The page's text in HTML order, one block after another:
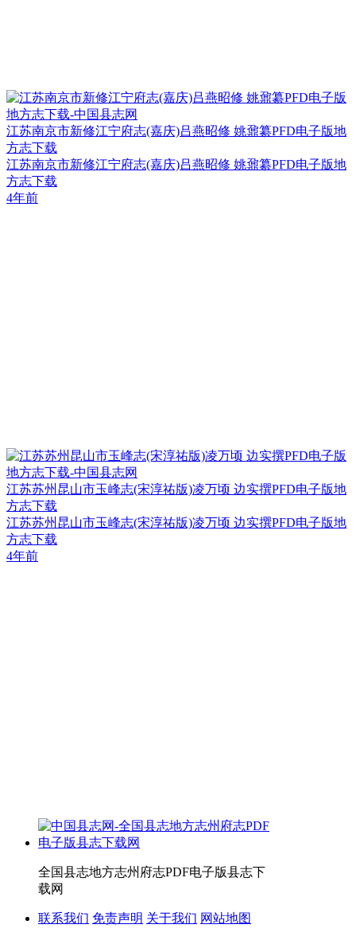
江苏南京市新修江宁府志(嘉庆)吕燕昭修 姚鼐纂PFD电子版地
方志下载
江苏南京市新修江宁府志(嘉庆)吕燕昭修 姚鼐纂PFD电子版地
方志下载
4年前
江苏苏州昆山市玉峰志(宋淳祐版)凌万顷 边实撰PFD电子版地
方志下载
江苏苏州昆山市玉峰志(宋淳祐版)凌万顷 边实撰PFD电子版地
方志下载
4年前
全国县志地方志州府志PDF电子版县志下
载网
联系我们 免责声明 关于我们 网站地图